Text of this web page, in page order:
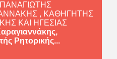
, ΚΑΘΗΓΗΤΗΣ
ΚΑΙ ΗΓΕΣΙΑΣ
Ρητορικής...